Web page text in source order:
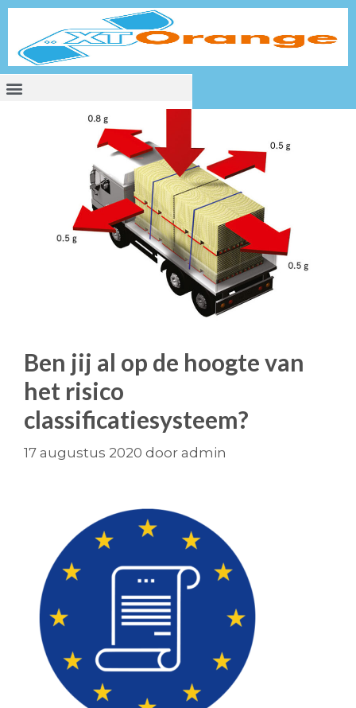
Ben jij al op de hoogte van
het risico
classificatiesysteem?
17 augustus 2020 door admin